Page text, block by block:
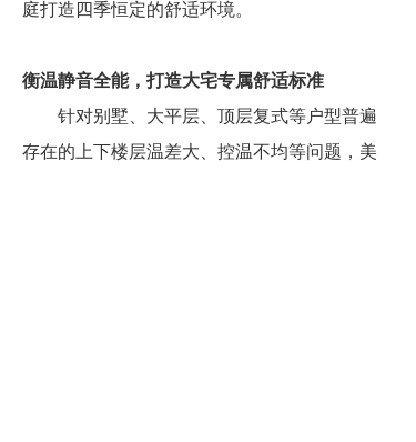
庭打造四季恒定的舒适环境。
衡温静音全能，打造大宅专属舒适标准
针对别墅、大平层、顶层复式等户型普遍
存在的上下楼层温差大、控温不均等问题，美